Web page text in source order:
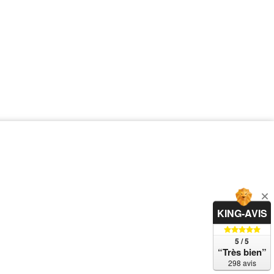
KING-AVIS
5 / 5
“Très bien”
298 avis